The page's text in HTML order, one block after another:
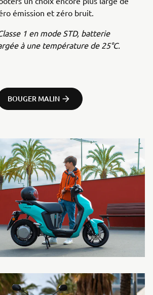
émission et zéro bruit.
1 en mode STD, batterie
à une température de 25°C.
BOUGER MALIN